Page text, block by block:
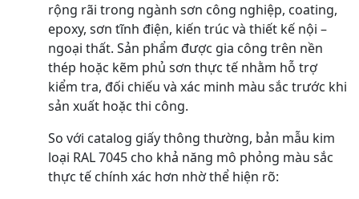
rộng rãi trong ngành sơn công nghiệp, coating,
epoxy, sơn tĩnh điện, kiến trúc và thiết kế nội –
ngoại thất. Sản phẩm được gia công trên nền
thép hoặc kẽm phủ sơn thực tế nhằm hỗ trợ
kiểm tra, đối chiếu và xác minh màu sắc trước khi
sản xuất hoặc thi công.
So với catalog giấy thông thường, bản mẫu kim
loại RAL 7045 cho khả năng mô phỏng màu sắc
thực tế chính xác hơn nhờ thể hiện rõ: